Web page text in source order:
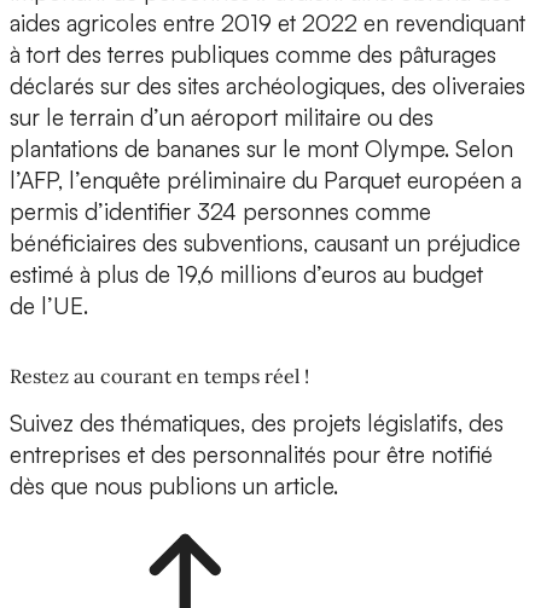
aides agricoles entre 2019 et 2022 en revendiquant
à tort des terres publiques comme des pâturages
déclarés sur des sites archéologiques, des oliveraies
sur le terrain d’un aéroport militaire ou des
plantations de bananes sur le mont Olympe. Selon
l’AFP, l’enquête préliminaire du Parquet européen a
permis d’identifier 324 personnes comme
bénéficiaires des subventions, causant un préjudice
estimé à plus de 19,6 millions d’euros au budget
de l’UE.
Restez au courant en temps réel !
Suivez des thématiques, des projets législatifs, des
entreprises et des personnalités pour être notifié
dès que nous publions un article.